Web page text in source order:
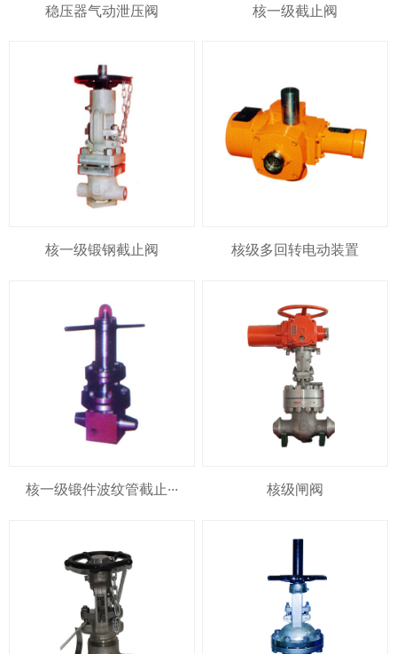
稳压器气动泄压阀 核一级截止阀
核一级锻钢截止阀 核级多回转电动装置
核一级锻件波纹管截止··· 核级闸阀